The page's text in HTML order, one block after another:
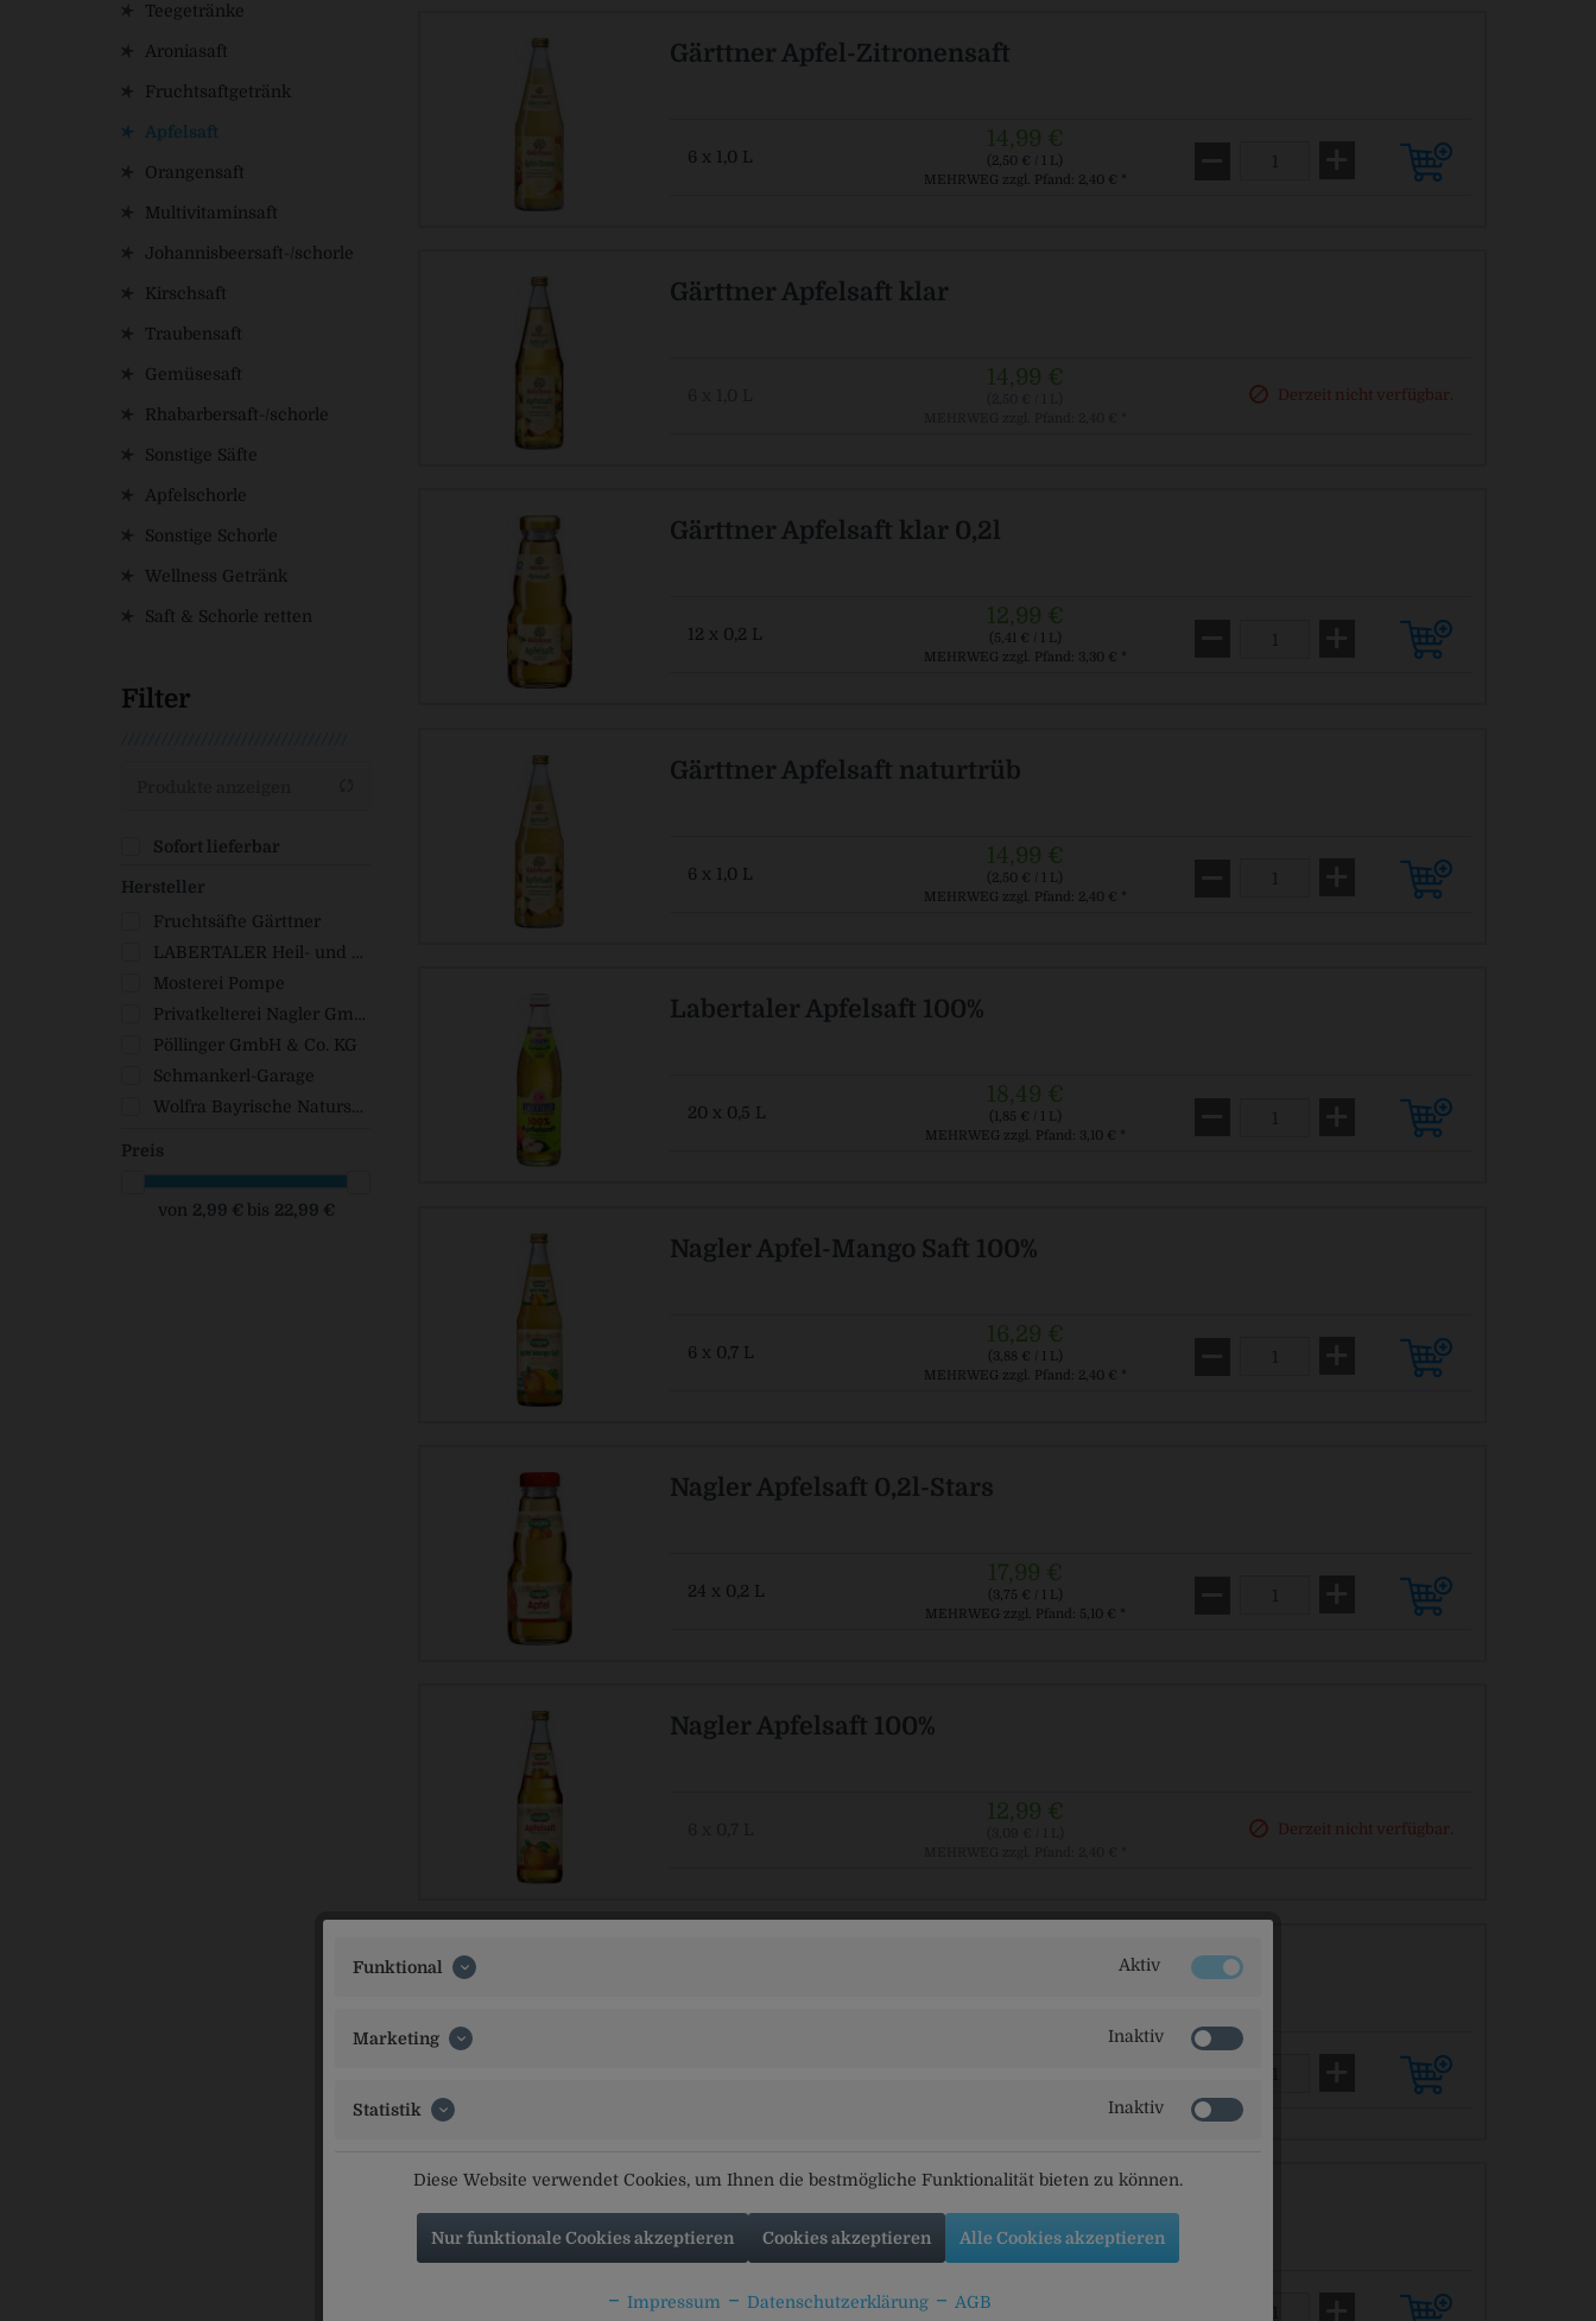
Teegetränke
Aroniasaft
Fruchtsaftgetränk
Apfelsaft
Orangensaft
Multivitaminsaft
Johannisbeersaft-/schorle
Kirschsaft
Traubensaft
Gemüsesaft
Rhabarbersaft-/schorle
Sonstige Säfte
Apfelschorle
Sonstige Schorle
Wellness Getränk
Saft & Schorle retten
Filter
Sofort lieferbar
Hersteller
Fruchtsäfte Gärttner
Mosterei Pompe
Pöllinger GmbH & Co. KG
Schmankerl-Garage
Preis
von 2,99 € bis 22,99 €
Gärttner Apfel-Zitronensaft
6 x 1,0 L
14,99 €
(2,50 € / 1 L)
MEHRWEG zzgl. Pfand: 2,40 € *
Gärttner Apfelsaft klar
14,99 €
Derzeit nicht verfügbar.
Gärttner Apfelsaft klar 0,2l
12 x 0,2 L
12,99 €
(5,41 € / 1 L)
MEHRWEG zzgl. Pfand: 3,30 € *
Gärttner Apfelsaft naturtrüb
6 x 1,0 L
14,99 €
(2,50 € / 1 L)
MEHRWEG zzgl. Pfand: 2,40 € *
Labertaler Apfelsaft 100%
20 x 0,5 L
18,49 €
(1,85 € / 1 L)
MEHRWEG zzgl. Pfand: 3,10 € *
Nagler Apfel-Mango Saft 100%
6 x 0,7 L
16,29 €
(3,88 € / 1 L)
MEHRWEG zzgl. Pfand: 2,40 € *
Nagler Apfelsaft 0,2l-Stars
24 x 0,2 L
17,99 €
(3,75 € / 1 L)
MEHRWEG zzgl. Pfand: 5,10 € *
Nagler Apfelsaft 100%
12,99 €
Derzeit nicht verfügbar.
6 x 0,7 L
16,29 €
(3,88 € / 1 L)
Funktional Aktiv
Marketing Inaktiv
Statistik Inaktiv
Diese Website verwendet Cookies, um Ihnen die bestmögliche Funktionalität bieten zu können.
Nur funktionale Cookies akzeptieren Cookies akzeptieren Alle Cookies akzeptieren
Impressum Datenschutzerklärung AGB